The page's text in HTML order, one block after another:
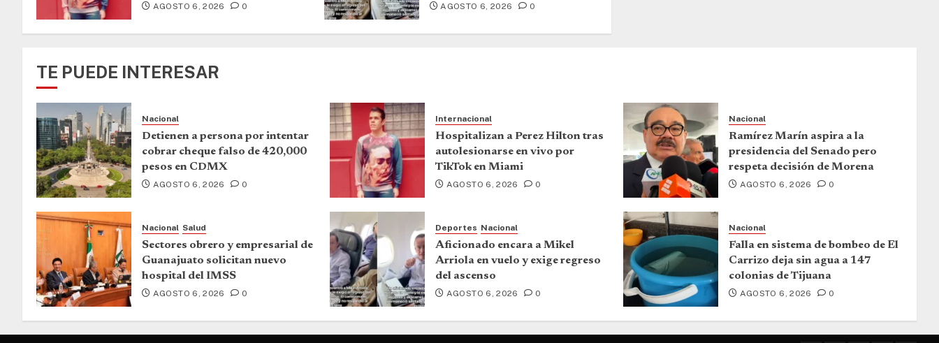
AGOSTO 6, 2026 0 AGOSTO 6, 2026 0
TE PUEDE INTERESAR
Nacional
Detienen a persona por intentar
cobrar cheque falso de 420,000
pesos en CDMX
AGOSTO 6, 2026 0
Internacional
Hospitalizan a Perez Hilton tras
autolesionarse en vivo por
TikTok en Miami
AGOSTO 6, 2026 0
Nacional
Ramírez Marín aspira a la
presidencia del Senado pero
respeta decisión de Morena
AGOSTO 6, 2026 0
Nacional Salud
Sectores obrero y empresarial de
Guanajuato solicitan nuevo
hospital del IMSS
AGOSTO 6, 2026 0
Deportes Nacional
Aficionado encara a Mikel
Arriola en vuelo y exige regreso
del ascenso
AGOSTO 6, 2026 0
Nacional
Falla en sistema de bombeo de El
Carrizo deja sin agua a 147
colonias de Tijuana
AGOSTO 6, 2026 0